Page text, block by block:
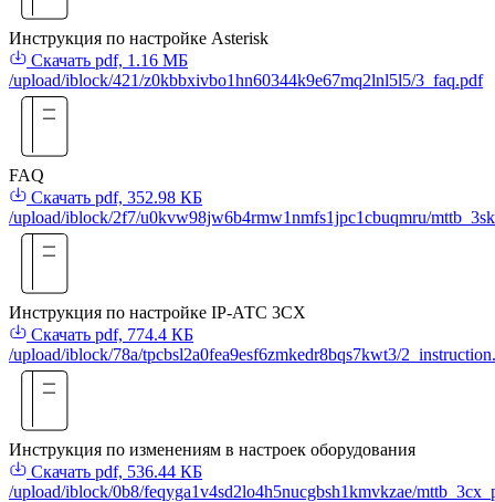
Инструкция по настройке Asterisk
Скачать pdf, 1.16 МБ
/upload/iblock/421/z0kbbxivbo1hn60344k9e67mq2lnl5l5/3_faq.pdf
FAQ
Скачать pdf, 352.98 КБ
/upload/iblock/2f7/u0kvw98jw6b4rmw1nmfs1jpc1cbuqmru/
Инструкция по настройке IP-АТС 3СХ
Скачать pdf, 774.4 КБ
/upload/iblock/78a/tpcbsl2a0fea9esf6zmkedr8bqs7kwt3/
Инструкция по изменениям в настроек оборудования
Скачать pdf, 536.44 КБ
/upload/iblock/0b8/feqyga1v4sd2lo4h5nucgbsh1kmvkzae/